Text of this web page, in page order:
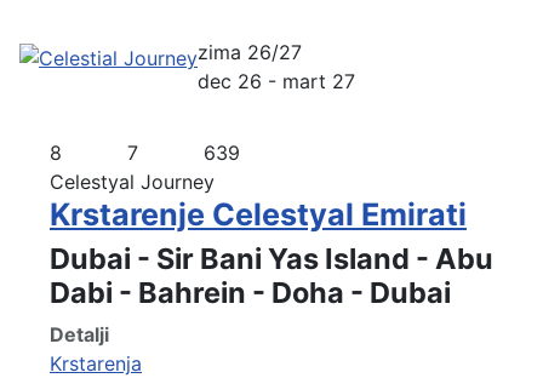
zima 26/27
dec 26 - mart 27
8 7
639
Celestyal Journey
Krstarenje Celestyal Emirati
Dubai - Sir Bani Yas Island - Abu
Dabi - Bahrein - Doha - Dubai
Detalji
Krstarenja